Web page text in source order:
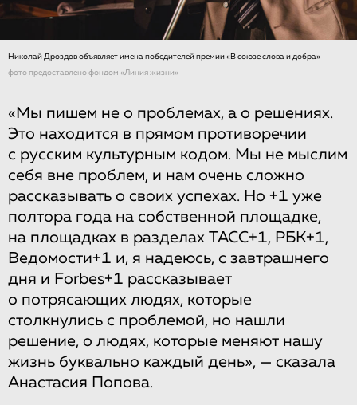
Николай Дроздов объявляет имена победителей премии «В союзе слова и добра»
фото предоставлено фондом «Линия жизни»
«Мы пишем не о проблемах, а о решениях.
Это находится в прямом противоречии
с русским культурным кодом. Мы не мыслим
себя вне проблем, и нам очень сложно
рассказывать о своих успехах. Но +1 уже
полтора года на собственной площадке,
на площадках в разделах ТАСС+1, РБК+1,
Ведомости+1 и, я надеюсь, с завтрашнего
дня и Forbes+1 рассказывает
о потрясающих людях, которые
столкнулись с проблемой, но нашли
решение, о людях, которые меняют нашу
жизнь буквально каждый день», — сказала
Анастасия Попова.